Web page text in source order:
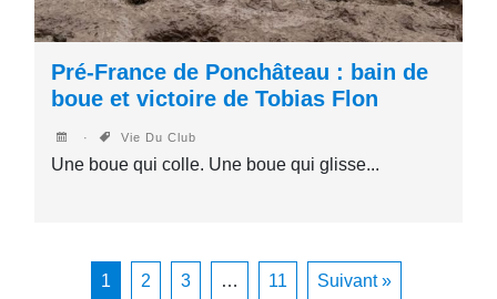
Pré-France de Ponchâteau : bain de
boue et victoire de Tobias Flon
Vie Du Club
Une boue qui colle. Une boue qui glisse...
1 2 3 … 11 Suivant »